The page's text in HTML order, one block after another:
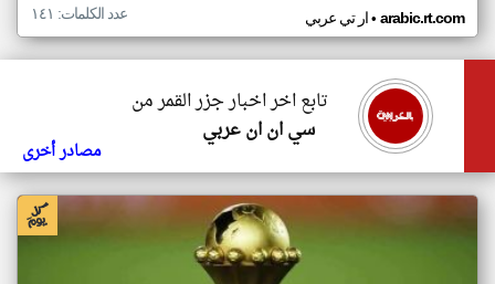
ار تي عربي• arabic.rt.com عدد الكلمات: ١٤١
تابع اخر اخبار جزر القمر من
سي ان ان عربي
مصادر أخرى